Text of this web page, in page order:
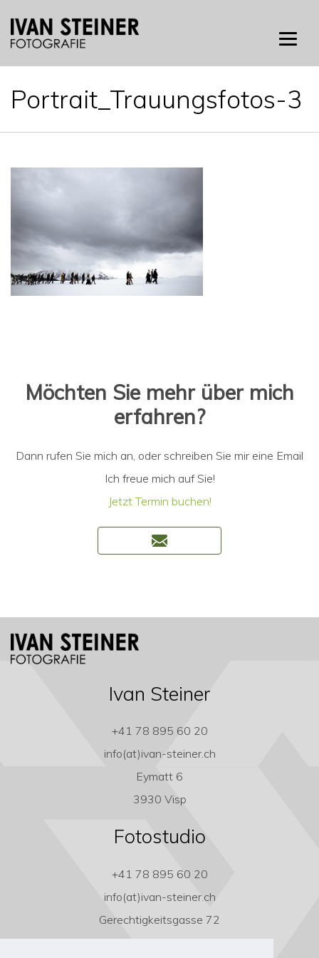
Portrait_Trauungsfotos-3
Möchten Sie mehr über mich
erfahren?
Dann rufen Sie mich an, oder schreiben Sie mir eine Email
Ich freue mich auf Sie!
Jetzt Termin buchen!
Ivan Steiner
+41 78 895 60 20
info(at)ivan-steiner.ch
Eymatt 6
3930 Visp
Fotostudio
+41 78 895 60 20
info(at)ivan-steiner.ch
Gerechtigkeitsgasse 72
3011 Bern